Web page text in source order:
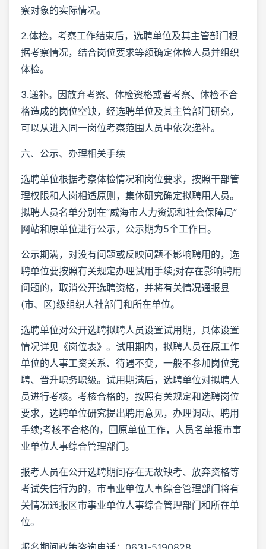
察对象的实际情况。
2.体检。考察工作结束后，选聘单位及其主管部门根
据考察情况，结合岗位要求等额确定体检人员并组织
体检。
3.递补。因放弃考察、体检资格或者考察、体检不合
格造成的岗位空缺，经选聘单位及其主管部门研究，
可以从进入同一岗位考察范围人员中依次递补。
六、公示、办理相关手续
选聘单位根据考察体检情况和岗位要求，按照干部管
理权限和人岗相适原则，集体研究确定拟聘用人员。
拟聘人员名单分别在“威海市人力资源和社会保障局”
网站和原单位进行公示，公示期为5个工作日。
公示期满，对没有问题或反映问题不影响聘用的，选
聘单位要按照有关规定办理试用手续;对存在影响聘用
问题的，取消公开选聘资格，并将有关情况通报县
(市、区)级组织人社部门和所在单位。
选聘单位对公开选聘拟聘人员设置试用期，具体设置
情况详见《岗位表》。试用期内，拟聘人员在原工作
单位的人事工资关系、待遇不变，一般不参加岗位竞
聘、晋升职务职级。试用期满后，选聘单位对拟聘人
员进行考核。考核合格的，按照有关规定和选聘岗位
要求，选聘单位研究提出聘用意见，办理调动、聘用
手续;考核不合格的，回原单位工作，人员名单报市事
业单位人事综合管理部门。
报考人员在公开选聘期间存在无故缺考、放弃资格等
考试失信行为的，市事业单位人事综合管理部门将有
关情况通报区市事业单位人事综合管理部门和所在单
位。